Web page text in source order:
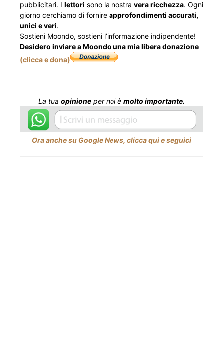
pubblicitari. I lettori sono la nostra vera ricchezza. Ogni
giorno cerchiamo di fornire approfondimenti accurati,
unici e veri.
Sostieni Moondo, sostieni l’informazione indipendente!
Desidero inviare a Moondo una mia libera donazione
(clicca e dona)
La tua opinione per noi è molto importante.
Ora anche su Google News, clicca qui e seguici